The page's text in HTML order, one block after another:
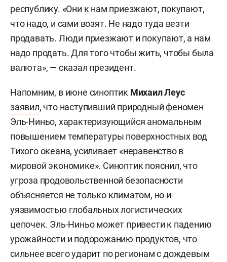
республику. «Они к нам приезжают, покупают,
что надо, и сами возят. Не надо туда везти
продавать. Люди приезжают и покупают, а нам
надо продать. Для того чтобы жить, чтобы была
валюта», — сказал президент.
Напомним, в июне синоптик Михаил Леус
заявил, что наступивший природный феномен
Эль-Ниньо, характеризующийся аномальным
повышением температуры поверхностных вод
Тихого океана, усиливает «неравенство в
мировой экономике». Синоптик пояснил, что
угроза продовольственной безопасности
объясняется не только климатом, но и
уязвимостью глобальных логистических
цепочек. Эль-Ниньо может привести к падению
урожайности и подорожанию продуктов, что
сильнее всего ударит по регионам с дождевым